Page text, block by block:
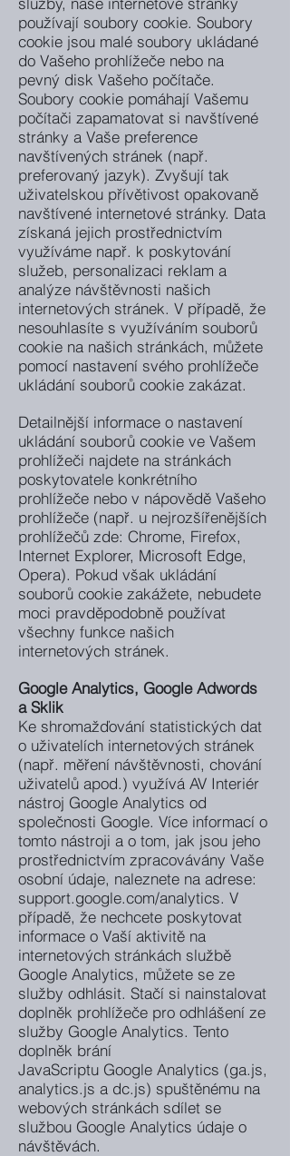
používají soubory cookie. Soubory
cookie jsou malé soubory ukládané
do Vašeho prohlížeče nebo na
pevný disk Vašeho počítače.
Soubory cookie pomáhají Vašemu
počítači zapamatovat si navštívené
stránky a Vaše preference
navštívených stránek (např.
preferovaný jazyk). Zvyšují tak
uživatelskou přívětivost opakovaně
navštívené internetové stránky. Data
získaná jejich prostřednictvím
využíváme např. k poskytování
služeb, personalizaci reklam a
analýze návštěvnosti našich
internetových stránek. V případě, že
nesouhlasíte s využíváním souborů
cookie na našich stránkách, můžete
pomocí nastavení svého prohlížeče
ukládání souborů cookie zakázat.
Detailnější informace o nastavení
ukládání souborů cookie ve Vašem
prohlížeči najdete na stránkách
poskytovatele konkrétního
prohlížeče nebo v nápovědě Vašeho
prohlížeče (např. u nejrozšířenějších
prohlížečů zde: Chrome, Firefox,
Internet Explorer, Microsoft Edge,
Opera). Pokud však ukládání
souborů cookie zakážete, nebudete
moci pravděpodobně používat
všechny funkce našich
internetových stránek.
Google Analytics, Google Adwords
a Sklik
Ke shromažďování statistických dat
o uživatelích internetových stránek
(např. měření návštěvnosti, chování
uživatelů apod.) využívá AV Interiér
nástroj Google Analytics od
společnosti Google. Více informací o
tomto nástroji a o tom, jak jsou jeho
prostřednictvím zpracovávány Vaše
osobní údaje, naleznete na adrese:
support.google.com/analytics. V
případě, že nechcete poskytovat
informace o Vaší aktivitě na
internetových stránkách službě
Google Analytics, můžete se ze
služby odhlásit. Stačí si nainstalovat
doplněk prohlížeče pro odhlášení ze
služby Google Analytics. Tento
doplněk brání
JavaScriptu Google Analytics (ga.js,
analytics.js a dc.js) spuštěnému na
webových stránkách sdílet se
službou Google Analytics údaje o
návštěvách.